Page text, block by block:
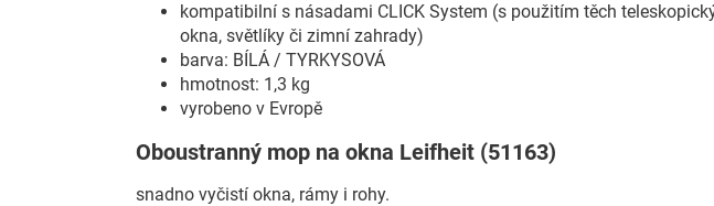
kompatibilní s násadami CLICK System (s použitím těch
okna, světlíky či zimní zahrady)
barva: BÍLÁ / TYRKYSOVÁ
hmotnost: 1,3 kg
vyrobeno v Evropě
Oboustranný mop na okna Leifheit (51163)
snadno vyčistí okna, rámy i rohy.